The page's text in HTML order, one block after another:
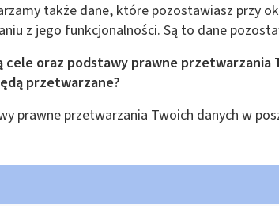
także dane, które pozostawiasz przy
z jego funkcjonalności. Są to dane
cele oraz podstawy prawne przetwarzania
przetwarzane?
prawne przetwarzania Twoich danych w